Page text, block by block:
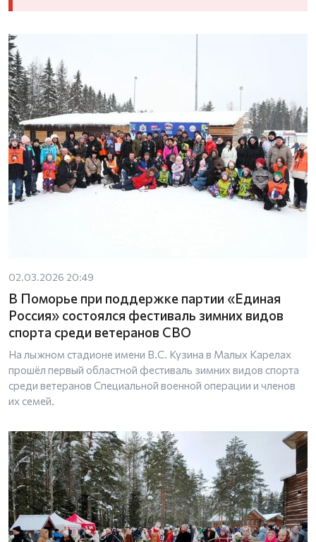
02.03.2026 20:49
В Поморье при поддержке партии «Единая
Россия» состоялся фестиваль зимних видов
спорта среди ветеранов СВО
На лыжном стадионе имени В.С. Кузина в Малых Карелах
прошёл первый областной фестиваль зимних видов спорта
среди ветеранов Специальной военной операции и членов
их семей.